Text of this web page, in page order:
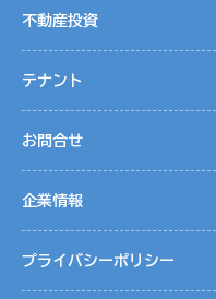
不動産投資
テナント
お問合せ
企業情報
プライバシーポリシー